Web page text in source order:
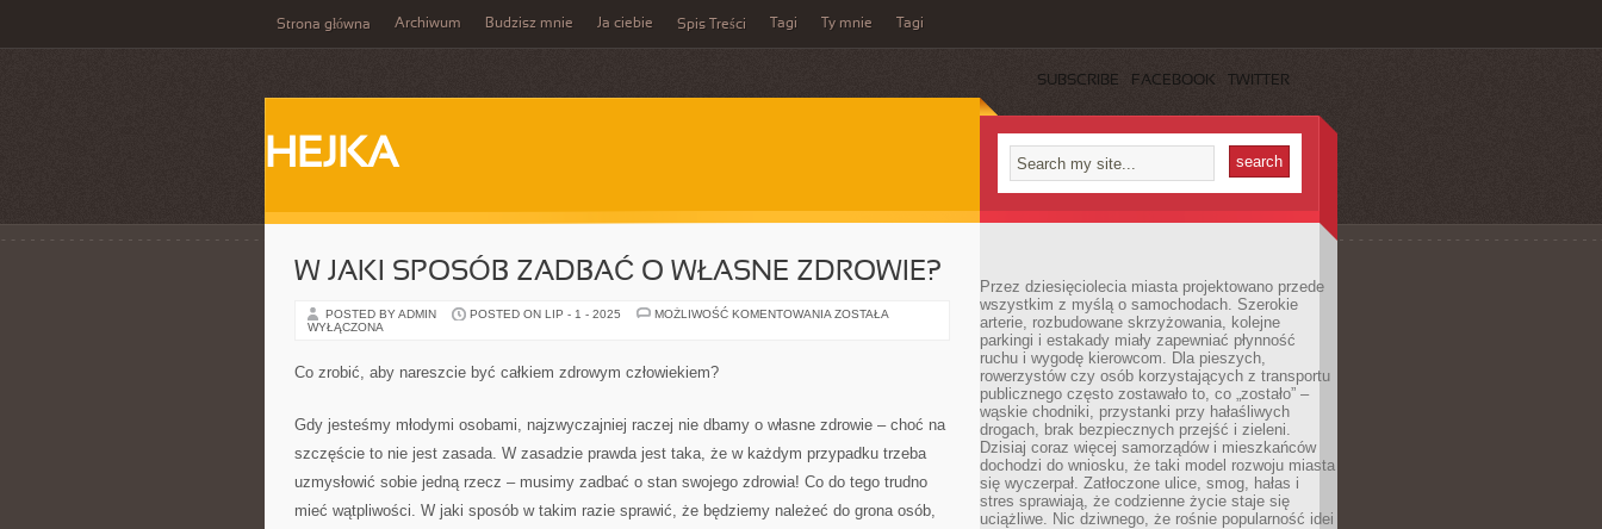
Strona główna Archiwum Budzisz mnie Ja ciebie Spis Treści Tagi Ty mnie Tagi
SUBSCRIBE FACEBOOK TWITTER
HEJKA
W JAKI SPOSÓB ZADBAĆ O WŁASNE ZDROWIE?
POSTED BY ADMIN POSTED ON LIP - 1 - 2025 MOŻLIWOŚĆ KOMENTOWANIA W
ZOSTAŁA
WYŁĄCZONA
Co zrobić, aby nareszcie być całkiem zdrowym człowiekiem?
Gdy jesteśmy młodymi osobami, najzwyczajniej raczej nie dbamy o własne zdrowie – choć na
szczęście to nie jest zasada. W zasadzie prawda jest taka, że w każdym przypadku trzeba
uzmysłowić sobie jedną rzecz – musimy zadbać o stan swojego zdrowia! Co do tego trudno
mieć wątpliwości. W jaki sposób w takim razie sprawić, że będziemy należeć do grona osób,
Przez dziesięciolecia miasta projektowano przede
wszystkim z myślą o samochodach. Szerokie
arterie, rozbudowane skrzyżowania, kolejne
parkingi i estakady miały zapewniać płynność
ruchu i wygodę kierowcom. Dla pieszych,
rowerzystów czy osób korzystających z transportu
publicznego często zostawało to, co „zostało” –
wąskie chodniki, przystanki przy hałaśliwych
drogach, brak bezpiecznych przejść i zieleni.
Dzisiaj coraz więcej samorządów i mieszkańców
dochodzi do wniosku, że taki model rozwoju miasta
się wyczerpał. Zatłoczone ulice, smog, hałas i
stres sprawiają, że codzienne życie staje się
uciążliwe. Nic dziwnego, że rośnie popularność idei